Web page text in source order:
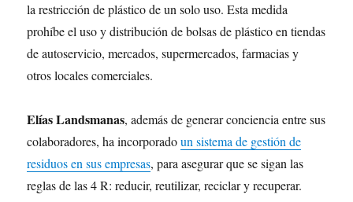
la restricción de plástico de un solo uso. Esta medida
prohíbe el uso y distribución de bolsas de plástico en tiendas
de autoservicio, mercados, supermercados, farmacias y
otros locales comerciales.
Elías Landsmanas, además de generar conciencia entre sus
colaboradores, ha incorporadoun sistema de gestión de
residuos en sus empresas, para asegurar que se sigan las
reglas de las 4 R: reducir, reutilizar, reciclar y recuperar.